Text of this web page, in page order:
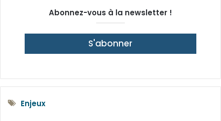
Abonnez-vous à la newsletter !
S'abonner
Enjeux